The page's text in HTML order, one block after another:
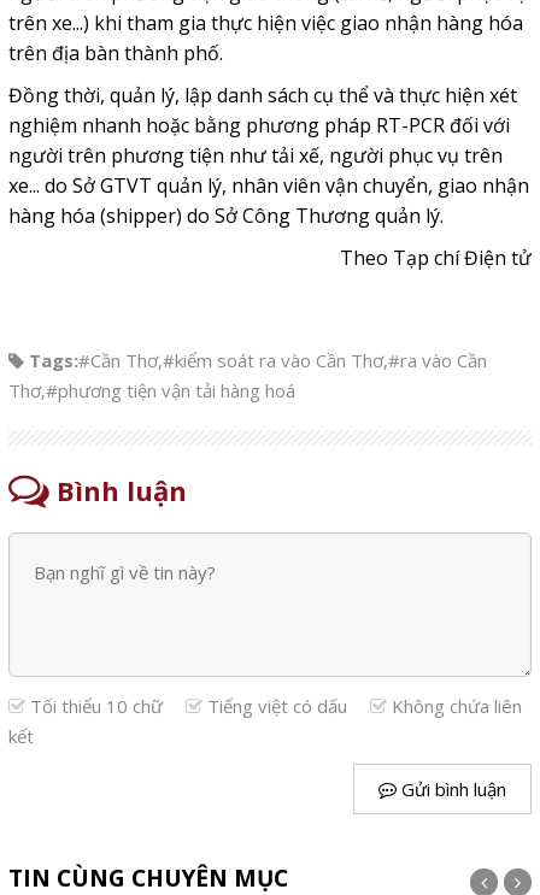
trên xe...) khi tham gia thực hiện việc giao nhận hàng hóa
trên địa bàn thành phố.
Đồng thời, quản lý, lập danh sách cụ thể và thực hiện xét
nghiệm nhanh hoặc bằng phương pháp RT-PCR đối với
người trên phương tiện như tải xế, người phục vụ trên
xe... do Sở GTVT quản lý, nhân viên vận chuyển, giao nhận
hàng hóa (shipper) do Sở Công Thương quản lý.
Theo Tạp chí Điện tử
Tags:#Cần Thơ,#kiểm soát ra vào Cần Thơ,#ra vào Cần
Thơ,#phương tiện vận tải hàng hoá
Bình luận
Tối thiểu 10 chữ Tiếng việt có dấu
Không chứa liên
kết
Gửi bình luận
TIN CÙNG CHUYÊN MỤC